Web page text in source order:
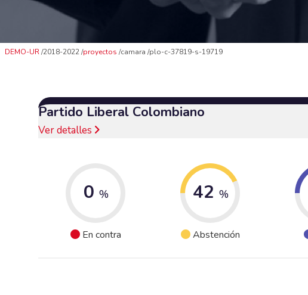
DEMO-UR 2018-2022 proyectos camara plo-c-37819-s-19719
Partido Liberal Colombiano
Ver detalles
0 %
En contra
42 %
Abstención